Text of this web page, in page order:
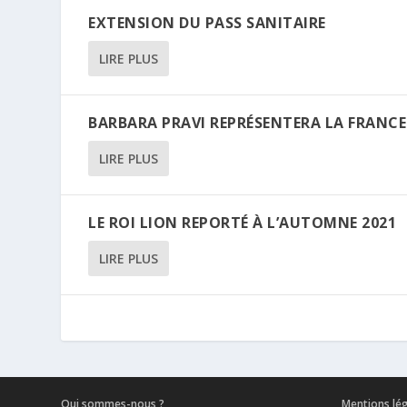
EXTENSION DU PASS SANITAIRE
LIRE PLUS
BARBARA PRAVI REPRÉSENTERA LA FRANCE
LIRE PLUS
LE ROI LION REPORTÉ À L’AUTOMNE 2021
LIRE PLUS
Qui sommes-nous ? Mentions